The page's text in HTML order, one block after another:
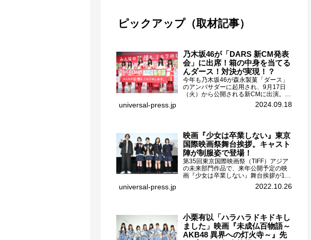
ピックアップ（取材記事）
乃木坂46が「DARS 新CM発表
会」に出席！箱の中身を当てる
んダース！対決が実現！？
今年も乃木坂46が森永製菓「ダース」
のアンバサダーに起用され、9月17日
（火）から公開される新CMに出演。
CMに出演するメンバーの中から岩本蓮
加、梅澤美波、遠藤さくら、賀喜遥
universal-press.jp 2024.09.18
映画『少女は卒業しない』東京
国際映画祭舞台挨拶。キャスト
陣が制服姿で登場！
第35回東京国際映画祭（TIFF）アジア
の未来部門作品で、来年公開予定の映
画『少女は卒業しない』舞台挨拶が10
月26日（水）丸の内ピカデリーで開催
され、出演者の河合優実、小野莉奈、
universal-press.jp 2022.10.26
小栗有以「ハラハラドキドキし
ました」映画『未成仏百物語～
AKB48 異界への灯火寺～』先